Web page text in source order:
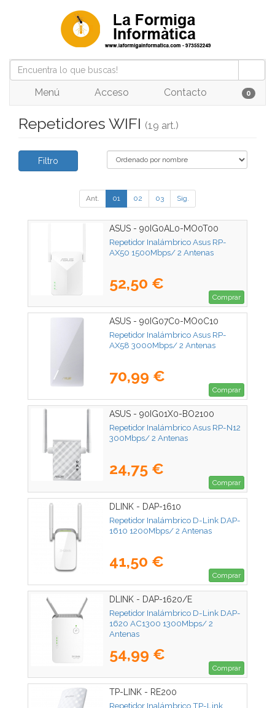
Menú Acceso Contacto 0
Repetidores WIFI (19 art.)
Filtro
Ant. 01 02 03 Sig.
ASUS - 90IG0AL0-MO0T00
Repetidor Inalámbrico Asus RP-
AX50 1500Mbps/ 2 Antenas
52,50 €
Comprar
ASUS - 90IG07C0-MO0C10
Repetidor Inalámbrico Asus RP-
AX58 3000Mbps/ 2 Antenas
70,99 €
Comprar
ASUS - 90IG01X0-BO2100
Repetidor Inalámbrico Asus RP-N12
300Mbps/ 2 Antenas
24,75 €
Comprar
DLINK - DAP-1610
Repetidor Inalámbrico D-Link DAP-
1610 1200Mbps/ 2 Antenas
41,50 €
Comprar
DLINK - DAP-1620/E
Repetidor Inalámbrico D-Link DAP-
1620 AC1300 1300Mbps/ 2
Antenas
54,99 €
Comprar
TP-LINK - RE200
Repetidor Inalámbrico TP-Link